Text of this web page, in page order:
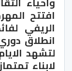
افتتح
الريفي
انطلاق
لتشهد
لابناء